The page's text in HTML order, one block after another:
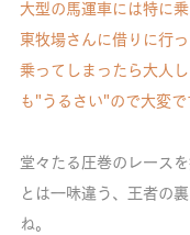
大型の馬運車には特に
東牧場さんに借りに行っ
乗ってしまったら大人
も"うるさい"ので大変で
堂々たる圧巻のレース
とは一味違う、王者の
ね。